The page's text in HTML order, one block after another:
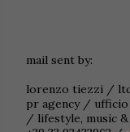
mail sent by:
lorenzo tiezzi /
pr agency /
/ lifestyle, music